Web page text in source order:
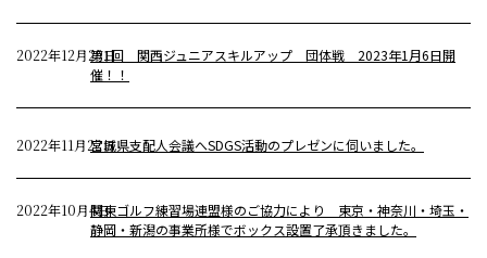
2022年12月29日第1回 関西ジュニアスキルアップ 団体戦 2023年1月6日開
催！！
2022年11月22日宮城県支配人会議へSDGS活動のプレゼンに伺いました。
2022年10月4日関東ゴルフ練習場連盟様のご協力により 東京・神奈川・埼玉・
静岡・新潟の事業所様でボックス設置了承頂きました。